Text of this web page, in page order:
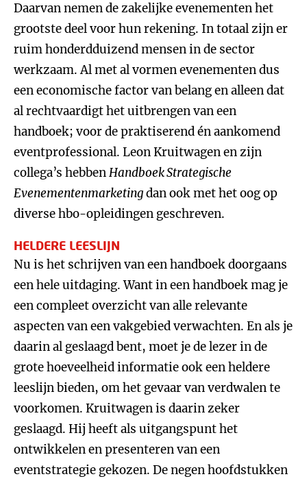
Daarvan nemen de zakelijke evenementen het
grootste deel voor hun rekening. In totaal zijn er
ruim honderdduizend mensen in de sector
werkzaam. Al met al vormen evenementen dus
een economische factor van belang en alleen dat
al rechtvaardigt het uitbrengen van een
handboek; voor de praktiserend én aankomend
eventprofessional. Leon Kruitwagen en zijn
collega’s hebbenHandboek Strategische
Evenementenmarketingdan ook met het oog op
diverse hbo-opleidingen geschreven.
HELDERE LEESLIJN
Nu is het schrijven van een handboek doorgaans
een hele uitdaging. Want in een handboek mag je
een compleet overzicht van alle relevante
aspecten van een vakgebied verwachten. En als je
daarin al geslaagd bent, moet je de lezer in de
grote hoeveelheid informatie ook een heldere
leeslijn bieden, om het gevaar van verdwalen te
voorkomen. Kruitwagen is daarin zeker
geslaagd. Hij heeft als uitgangspunt het
ontwikkelen en presenteren van een
eventstrategie gekozen. De negen hoofdstukken